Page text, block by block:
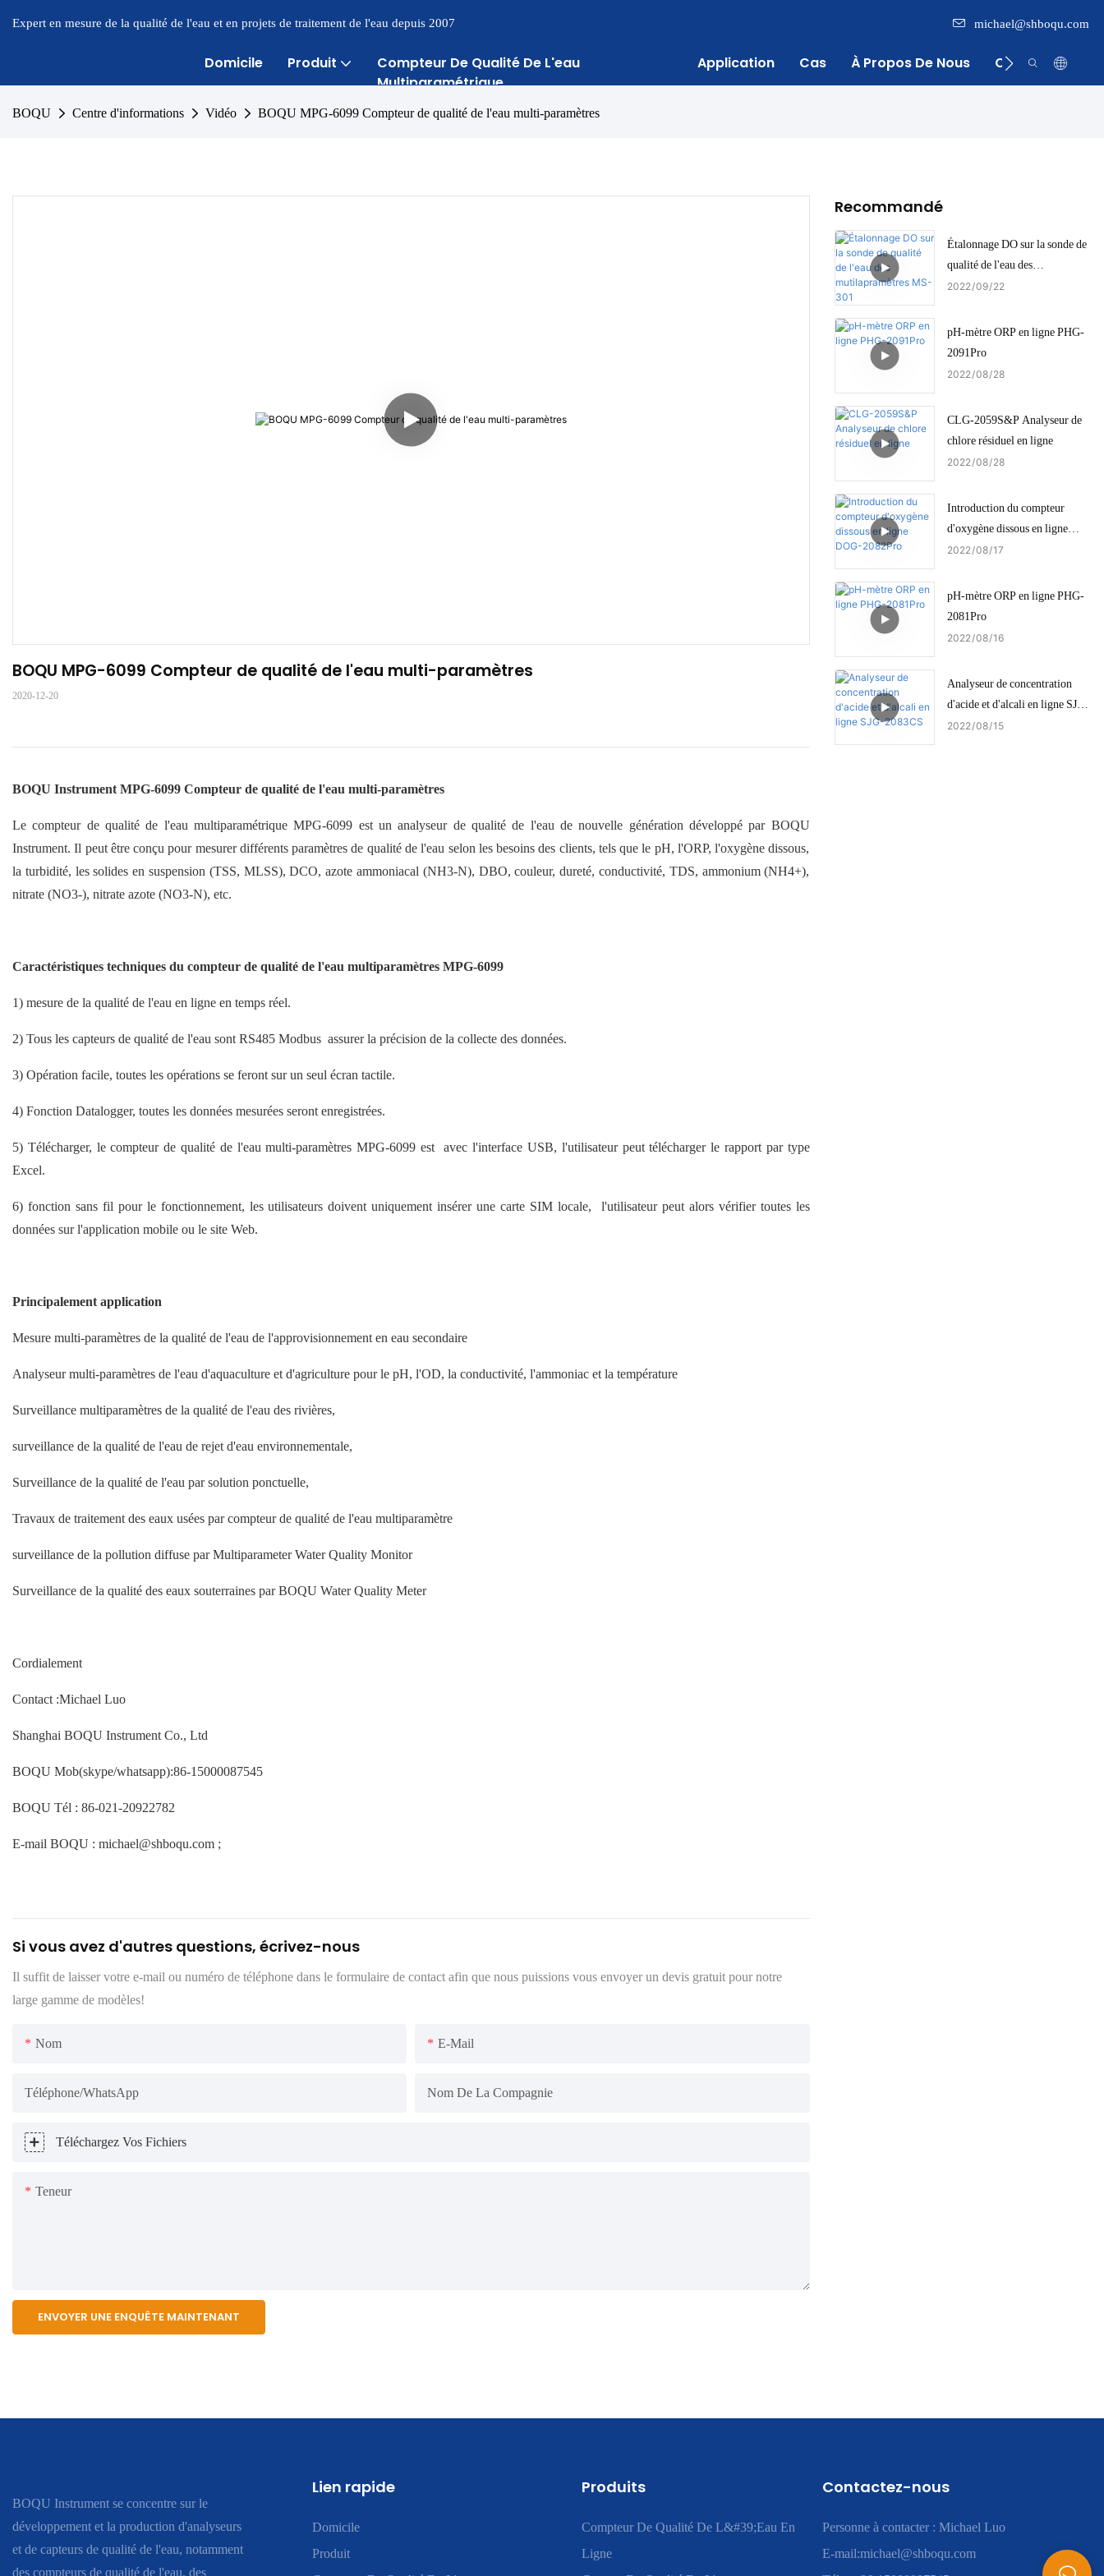
Expert en mesure de la qualité de l'eau et en projets de traitement de l'eau depuis 2007 michael@shboqu.com
Domicile Produit
Compteur De Qualité De L'eau
Multiparamétrique
Application Cas À Propos De Nous Centre
BOQU Centre d'informations Vidéo BOQU MPG-6099 Compteur de qualité de l'eau multi-paramètres
BOQU MPG-6099 Compteur de qualité de l'eau multi-paramètres
2020-12-20
BOQU Instrument MPG-6099 Compteur de qualité de l'eau multi-paramètres
Le compteur de qualité de l'eau multiparamétrique MPG-6099 est un analyseur de qualité de l'eau de nouvelle génération développé par BOQU
Instrument. Il peut être conçu pour mesurer différents paramètres de qualité de l'eau selon les besoins des clients, tels que le pH, l'ORP, l'oxygène dissous,
la turbidité, les solides en suspension (TSS, MLSS), DCO, azote ammoniacal (NH3-N), DBO, couleur, dureté, conductivité, TDS, ammonium (NH4+),
nitrate (NO3-), nitrate azote (NO3-N), etc.
Caractéristiques techniques du compteur de qualité de l'eau multiparamètres MPG-6099
1) mesure de la qualité de l'eau en ligne en temps réel.
2) Tous les capteurs de qualité de l'eau sont RS485 Modbus assurer la précision de la collecte des données.
3) Opération facile, toutes les opérations se feront sur un seul écran tactile.
4) Fonction Datalogger, toutes les données mesurées seront enregistrées.
5) Télécharger, le compteur de qualité de l'eau multi-paramètres MPG-6099 est avec l'interface USB, l'utilisateur peut télécharger le rapport par type
Excel.
6) fonction sans fil pour le fonctionnement, les utilisateurs doivent uniquement insérer une carte SIM locale,
l'utilisateur peut alors vérifier toutes les
données sur l'application mobile ou le site Web.
Principalement application
Mesure multi-paramètres de la qualité de l'eau de l'approvisionnement en eau secondaire
Analyseur multi-paramètres de l'eau d'aquaculture et d'agriculture pour le pH, l'OD, la conductivité, l'ammoniac et la température
Surveillance multiparamètres de la qualité de l'eau des rivières,
surveillance de la qualité de l'eau de rejet d'eau environnementale,
Surveillance de la qualité de l'eau par solution ponctuelle,
Travaux de traitement des eaux usées par compteur de qualité de l'eau multiparamètre
surveillance de la pollution diffuse par Multiparameter Water Quality Monitor
Surveillance de la qualité des eaux souterraines par BOQU Water Quality Meter
Cordialement
Contact :Michael Luo
Shanghai BOQU Instrument Co., Ltd
BOQU Mob(skype/whatsapp):86-15000087545
BOQU Tél : 86-021-20922782
E-mail BOQU : michael@shboqu.com ;
Si vous avez d'autres questions, écrivez-nous
Il suffit de laisser votre e-mail ou numéro de téléphone dans le formulaire de contact afin que nous puissions vous envoyer un devis gratuit pour notre
large gamme de modèles!
Nom E-Mail
Téléphone/WhatsApp Nom De La Compagnie
Téléchargez Vos Fichiers
Teneur
ENVOYER UNE ENQUÊTE MAINTENANT
Recommandé
Étalonnage DO sur la sonde de
qualité de l'eau des
mutilapramètres MS-301
2022 09 22
pH-mètre ORP en ligne PHG-
2091Pro
2022 08 28
CLG-2059S&P Analyseur de
chlore résiduel en ligne
2022 08 28
Introduction du compteur
d'oxygène dissous en ligne
DOG-2082Pro
2022 08 17
pH-mètre ORP en ligne PHG-
2081Pro
2022 08 16
Analyseur de concentration
d'acide et d'alcali en ligne SJG-
2083CS
2022 08 15
BOQU Instrument se concentre sur le
développement et la production d'analyseurs
et de capteurs de qualité de l'eau, notamment
des compteurs de qualité de l'eau, des
Lien rapide
Domicile
Produit
Produits
Compteur De Qualité De L&#39;eau En
Ligne
Contactez-nous
Personne à contacter : Michael Luo
E-mail:michael@shboqu.com